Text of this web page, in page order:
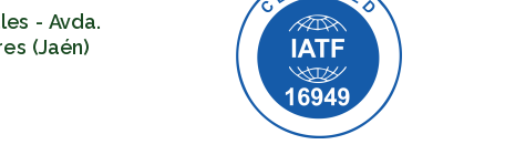
- Avda.
(Jaén)